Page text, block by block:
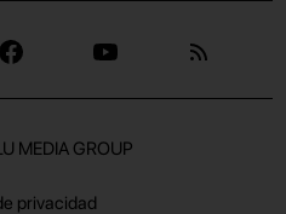
MEDIA GROUP
privacidad